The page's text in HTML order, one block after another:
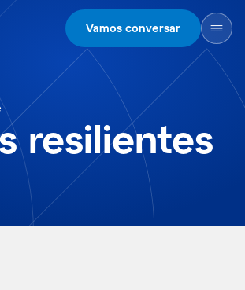
Vamos conversar
resilientes